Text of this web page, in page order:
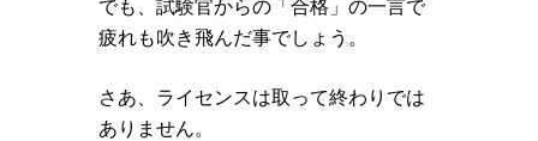
でも、試験官からの「合格」の一言で
疲れも吹き飛んだ事でしょう。
さあ、ライセンスは取って終わりでは
ありません。